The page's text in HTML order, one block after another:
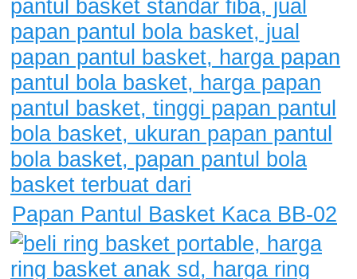
Papan Pantul Basket Kaca BB-02